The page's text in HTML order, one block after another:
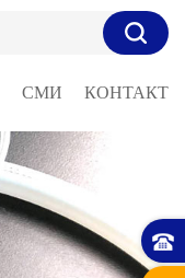
СМИ КОНТАКТ